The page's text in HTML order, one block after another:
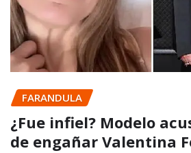
FARANDULA
¿Fue infiel? Modelo
de engañar Valentina